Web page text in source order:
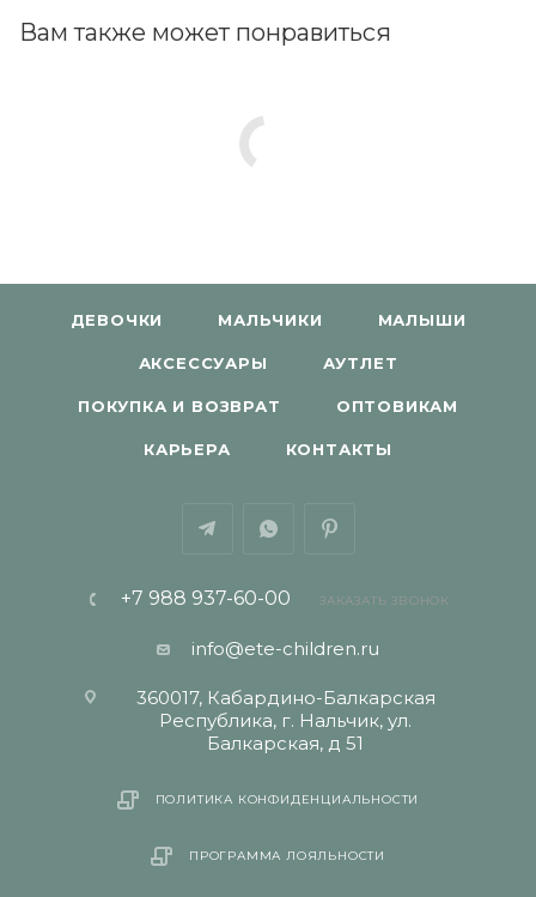
Вам также может понравиться
ДЕВОЧКИ МАЛЬЧИКИ МАЛЫШИ
АКСЕССУАРЫ АУТЛЕТ
ПОКУПКА И ВОЗВРАТ ОПТОВИКАМ
КАРЬЕРА КОНТАКТЫ
+7 988 937-60-00 ЗАКАЗАТЬ ЗВОНОК
info@ete-children.ru
360017, Кабардино-Балкарская
Республика, г. Нальчик, ул.
Балкарская, д 51
ПОЛИТИКА КОНФИДЕНЦИАЛЬНОСТИ
ПРОГРАММА ЛОЯЛЬНОСТИ